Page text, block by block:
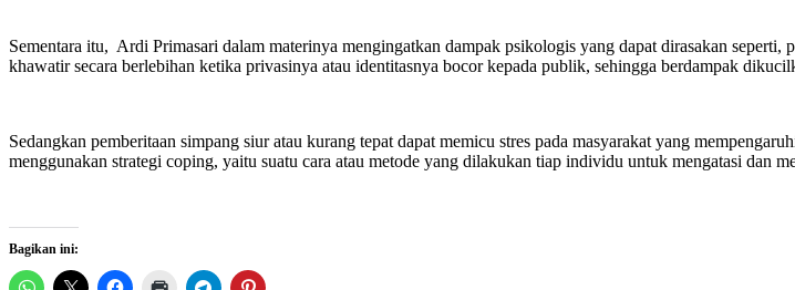
Sementara itu, Ardi Primasari dalam materinya mengingatkan dampak psikologis yang dapat dirasakan seperti,
khawatir secara berlebihan ketika privasinya atau identitasnya bocor kepada publik, sehingga berdampak
Sedangkan pemberitaan simpang siur atau kurang tepat dapat memicu stres pada masyarakat yang
menggunakan strategi coping, yaitu suatu cara atau metode yang dilakukan tiap individu untuk mengatasi dan
Bagikan ini: